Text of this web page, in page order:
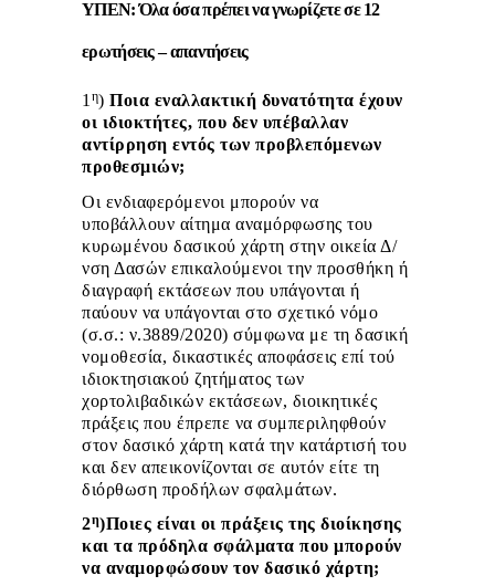
ΥΠΕΝ: Όλα όσα πρέπει να γνωρίζετε σε 12
ερωτήσεις – απαντήσεις
1 η) Ποια εναλλακτική δυνατότητα έχουν
οι ιδιοκτήτες, που δεν υπέβαλλαν
αντίρρηση εντός των προβλεπόμενων
προθεσμιών;
Οι ενδιαφερόμενοι μπορούν να
υποβάλλουν αίτημα αναμόρφωσης του
κυρωμένου δασικού χάρτη στην οικεία Δ/
νση Δασών επικαλούμενοι την προσθήκη ή
διαγραφή εκτάσεων που υπάγονται ή
παύουν να υπάγονται στο σχετικό νόμο
(σ.σ.: ν.3889/2020) σύμφωνα με τη δασική
νομοθεσία, δικαστικές αποφάσεις επί τού
ιδιοκτησιακού ζητήματος των
χορτολιβαδικών εκτάσεων, διοικητικές
πράξεις που έπρεπε να συμπεριληφθούν
στον δασικό χάρτη κατά την κατάρτισή του
και δεν απεικονίζονται σε αυτόν είτε τη
διόρθωση προδήλων σφαλμάτων.
2η)Ποιες είναι οι πράξεις της διοίκησης
και τα πρόδηλα σφάλματα που μπορούν
να αναμορφώσουν τον δασικό χάρτη;